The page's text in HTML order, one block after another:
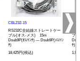
CBL232-15
RS232C全結線ストレートケー
ブル(オス-メス) 15m
Dsub9P(ｵｽ/ｲﾝﾁ) ― Dsub9P(ﾒｽ/ｲﾝ
ﾁ)
18,425円(税込)
ブ
ﾁ)